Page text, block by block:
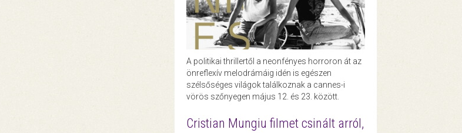
A politikai thrillertől a neonfényes horroron át az
önreflexív melodrámáig idén is egészen
szélsőséges világok találkoznak a cannes-i
vörös szőnyegen május 12. és 23. között.
Cristian Mungiu filmet csinált arról,